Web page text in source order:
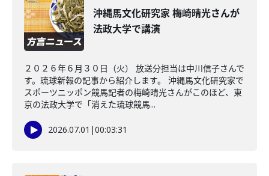
沖縄馬文化研究家 梅崎晴光さんが
法政大学で講演
２０２６年６月３０日（火） 放送分担当は中川信子さんで
す。琉球新報の記事から紹介します。 沖縄馬文化研究家で
スポーツニッポン競馬記者の梅崎晴光さんがこのほど、東
京の法政大学で「消えた琉球競馬...
2026.07.01 |00:03:31